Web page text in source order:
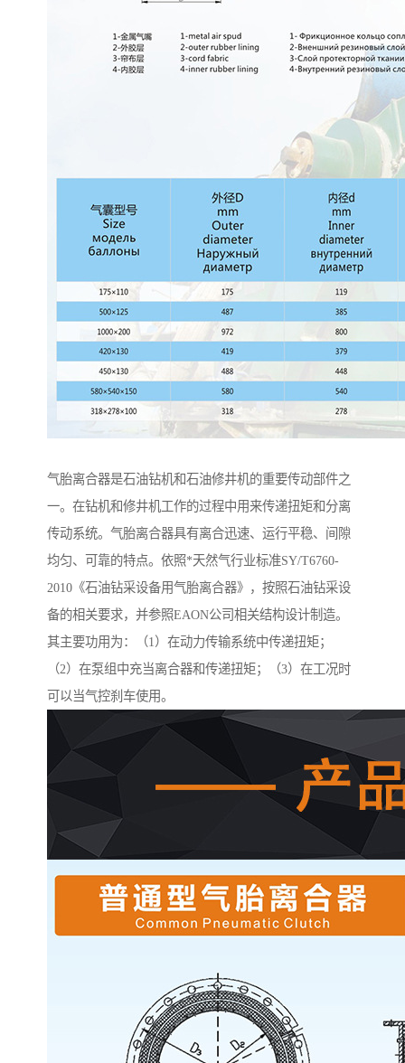
气胎离合器是石油钻机和石油修井机的重要传动部件之
一。在钻机和修井机工作的过程中用来传递扭矩和分离
传动系统。气胎离合器具有离合迅速、运行平稳、间隙
均匀、可靠的特点。依照*天然气行业标准SY/T6760-
2010《石油钻采设备用气胎离合器》，按照石油钻采设
备的相关要求，并参照EAON公司相关结构设计制造。
其主要功用为：（1）在动力传输系统中传递扭矩；
（2）在泵组中充当离合器和传递扭矩；（3）在工况时
可以当气控刹车使用。